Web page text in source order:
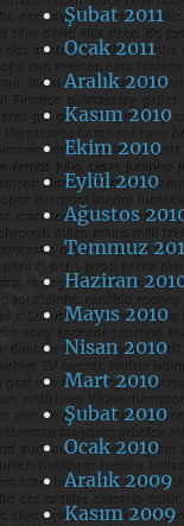
Şubat 2011
Ocak 2011
Aralık 2010
Kasım 2010
Ekim 2010
Eylül 2010
Ağustos
Temmuz
Haziran
Mayıs 2010
Nisan 2010
Mart 2010
Şubat 2010
Ocak 2010
Aralık 2009
Kasım 2009